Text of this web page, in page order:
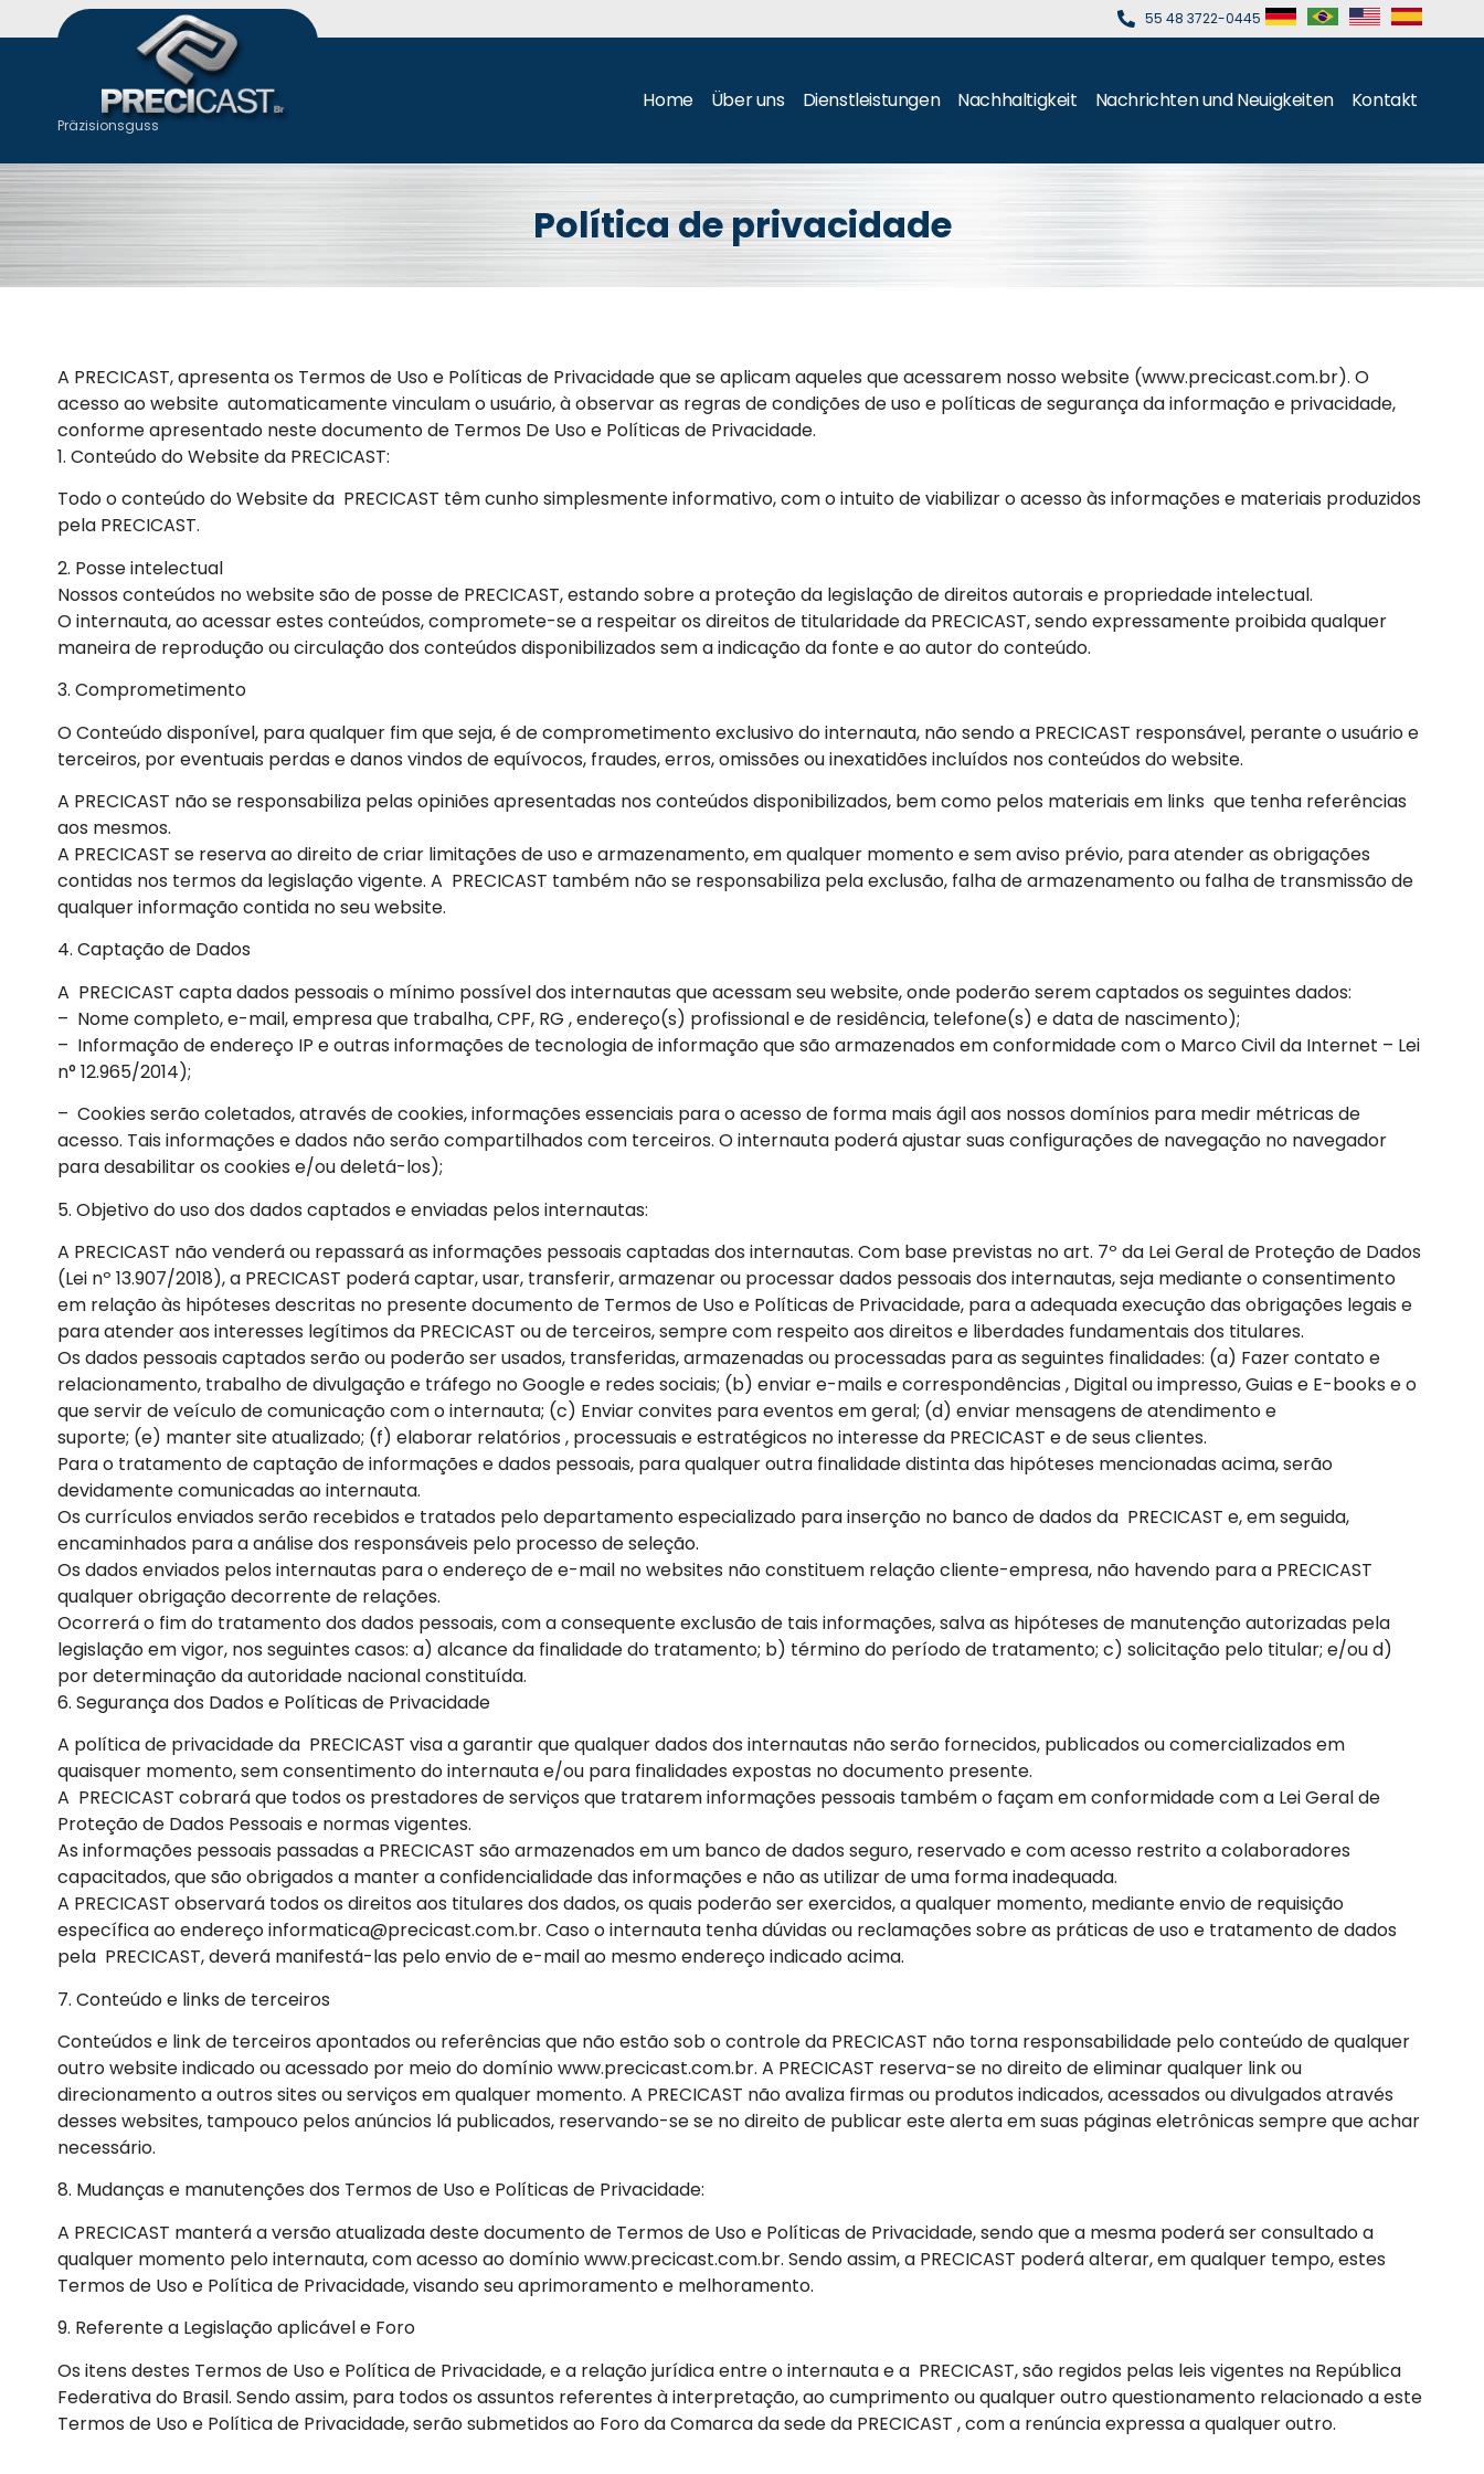
55 48 3722-0445
Präzisionsguss
Home Über uns Dienstleistungen Nachhaltigkeit Nachrichten und Neuigkeiten Kontakt
Política de privacidade
A PRECICAST, apresenta os Termos de Uso e Políticas de Privacidade que se aplicam aqueles que acessarem nosso website (www.precicast.com.br). O
acesso ao website automaticamente vinculam o usuário, à observar as regras de condições de uso e políticas de segurança da informação e privacidade,
conforme apresentado neste documento de Termos De Uso e Políticas de Privacidade.
1. Conteúdo do Website da PRECICAST:
Todo o conteúdo do Website da PRECICAST têm cunho simplesmente informativo, com o intuito de viabilizar o acesso às informações e materiais produzidos
pela PRECICAST.
2. Posse intelectual
Nossos conteúdos no website são de posse de PRECICAST, estando sobre a proteção da legislação de direitos autorais e propriedade intelectual.
O internauta, ao acessar estes conteúdos, compromete-se a respeitar os direitos de titularidade da PRECICAST, sendo expressamente proibida qualquer
maneira de reprodução ou circulação dos conteúdos disponibilizados sem a indicação da fonte e ao autor do conteúdo.
3. Comprometimento
O Conteúdo disponível, para qualquer fim que seja, é de comprometimento exclusivo do internauta, não sendo a PRECICAST responsável, perante o usuário e
terceiros, por eventuais perdas e danos vindos de equívocos, fraudes, erros, omissões ou inexatidões incluídos nos conteúdos do website.
A PRECICAST não se responsabiliza pelas opiniões apresentadas nos conteúdos disponibilizados, bem como pelos materiais em links que tenha referências
aos mesmos.
A PRECICAST se reserva ao direito de criar limitações de uso e armazenamento, em qualquer momento e sem aviso prévio, para atender as obrigações
contidas nos termos da legislação vigente. A PRECICAST também não se responsabiliza pela exclusão, falha de armazenamento ou falha de transmissão de
qualquer informação contida no seu website.
4. Captação de Dados
A PRECICAST capta dados pessoais o mínimo possível dos internautas que acessam seu website, onde poderão serem captados os seguintes dados:
– Nome completo, e-mail, empresa que trabalha, CPF, RG , endereço(s) profissional e de residência, telefone(s) e data de nascimento);
– Informação de endereço IP e outras informações de tecnologia de informação que são armazenados em conformidade com o Marco Civil da Internet – Lei
n° 12.965/2014);
– Cookies serão coletados, através de cookies, informações essenciais para o acesso de forma mais ágil aos nossos domínios para medir métricas de
acesso. Tais informações e dados não serão compartilhados com terceiros. O internauta poderá ajustar suas configurações de navegação no navegador
para desabilitar os cookies e/ou deletá-los);
5. Objetivo do uso dos dados captados e enviadas pelos internautas:
A PRECICAST não venderá ou repassará as informações pessoais captadas dos internautas. Com base previstas no art. 7º da Lei Geral de Proteção de Dados
(Lei nº 13.907/2018), a PRECICAST poderá captar, usar, transferir, armazenar ou processar dados pessoais dos internautas, seja mediante o consentimento
em relação às hipóteses descritas no presente documento de Termos de Uso e Políticas de Privacidade, para a adequada execução das obrigações legais e
para atender aos interesses legítimos da PRECICAST ou de terceiros, sempre com respeito aos direitos e liberdades fundamentais dos titulares.
Os dados pessoais captados serão ou poderão ser usados, transferidas, armazenadas ou processadas para as seguintes finalidades: (a) Fazer contato e
relacionamento, trabalho de divulgação e tráfego no Google e redes sociais; (b) enviar e-mails e correspondências , Digital ou impresso, Guias e E-books e o
que servir de veículo de comunicação com o internauta; (c) Enviar convites para eventos em geral; (d) enviar mensagens de atendimento e
suporte; (e) manter site atualizado; (f) elaborar relatórios , processuais e estratégicos no interesse da PRECICAST e de seus clientes.
Para o tratamento de captação de informações e dados pessoais, para qualquer outra finalidade distinta das hipóteses mencionadas acima, serão
devidamente comunicadas ao internauta.
Os currículos enviados serão recebidos e tratados pelo departamento especializado para inserção no banco de dados da PRECICAST e, em seguida,
encaminhados para a análise dos responsáveis pelo processo de seleção.
Os dados enviados pelos internautas para o endereço de e-mail no websites não constituem relação cliente-empresa, não havendo para a PRECICAST
qualquer obrigação decorrente de relações.
Ocorrerá o fim do tratamento dos dados pessoais, com a consequente exclusão de tais informações, salva as hipóteses de manutenção autorizadas pela
legislação em vigor, nos seguintes casos: a) alcance da finalidade do tratamento; b) término do período de tratamento; c) solicitação pelo titular; e/ou d)
por determinação da autoridade nacional constituída.
6. Segurança dos Dados e Políticas de Privacidade
A política de privacidade da PRECICAST visa a garantir que qualquer dados dos internautas não serão fornecidos, publicados ou comercializados em
quaisquer momento, sem consentimento do internauta e/ou para finalidades expostas no documento presente.
A PRECICAST cobrará que todos os prestadores de serviços que tratarem informações pessoais também o façam em conformidade com a Lei Geral de
Proteção de Dados Pessoais e normas vigentes.
As informações pessoais passadas a PRECICAST são armazenados em um banco de dados seguro, reservado e com acesso restrito a colaboradores
capacitados, que são obrigados a manter a confidencialidade das informações e não as utilizar de uma forma inadequada.
A PRECICAST observará todos os direitos aos titulares dos dados, os quais poderão ser exercidos, a qualquer momento, mediante envio de requisição
específica ao endereço informatica@precicast.com.br. Caso o internauta tenha dúvidas ou reclamações sobre as práticas de uso e tratamento de dados
pela PRECICAST, deverá manifestá-las pelo envio de e-mail ao mesmo endereço indicado acima.
7. Conteúdo e links de terceiros
Conteúdos e link de terceiros apontados ou referências que não estão sob o controle da PRECICAST não torna responsabilidade pelo conteúdo de qualquer
outro website indicado ou acessado por meio do domínio www.precicast.com.br. A PRECICAST reserva-se no direito de eliminar qualquer link ou
direcionamento a outros sites ou serviços em qualquer momento. A PRECICAST não avaliza firmas ou produtos indicados, acessados ou divulgados através
desses websites, tampouco pelos anúncios lá publicados, reservando-se se no direito de publicar este alerta em suas páginas eletrônicas sempre que achar
necessário.
8. Mudanças e manutenções dos Termos de Uso e Políticas de Privacidade:
A PRECICAST manterá a versão atualizada deste documento de Termos de Uso e Políticas de Privacidade, sendo que a mesma poderá ser consultado a
qualquer momento pelo internauta, com acesso ao domínio www.precicast.com.br. Sendo assim, a PRECICAST poderá alterar, em qualquer tempo, estes
Termos de Uso e Política de Privacidade, visando seu aprimoramento e melhoramento.
9. Referente a Legislação aplicável e Foro
Os itens destes Termos de Uso e Política de Privacidade, e a relação jurídica entre o internauta e a PRECICAST, são regidos pelas leis vigentes na República
Federativa do Brasil. Sendo assim, para todos os assuntos referentes à interpretação, ao cumprimento ou qualquer outro questionamento relacionado a este
Termos de Uso e Política de Privacidade, serão submetidos ao Foro da Comarca da sede da PRECICAST , com a renúncia expressa a qualquer outro.